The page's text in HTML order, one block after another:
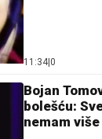
11:34 0
Bojan
bolešću:
nemam